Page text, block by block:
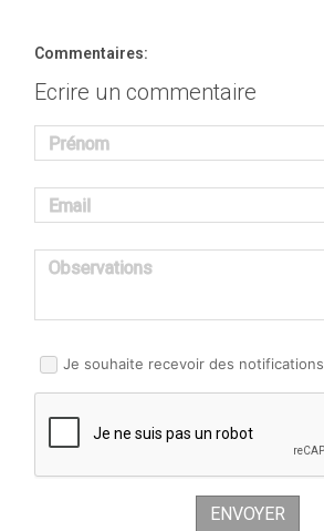
Commentaires:
Ecrire un commentaire
Prénom
Email
Observations
Je souhaite recevoir des notifications
ENVOYER